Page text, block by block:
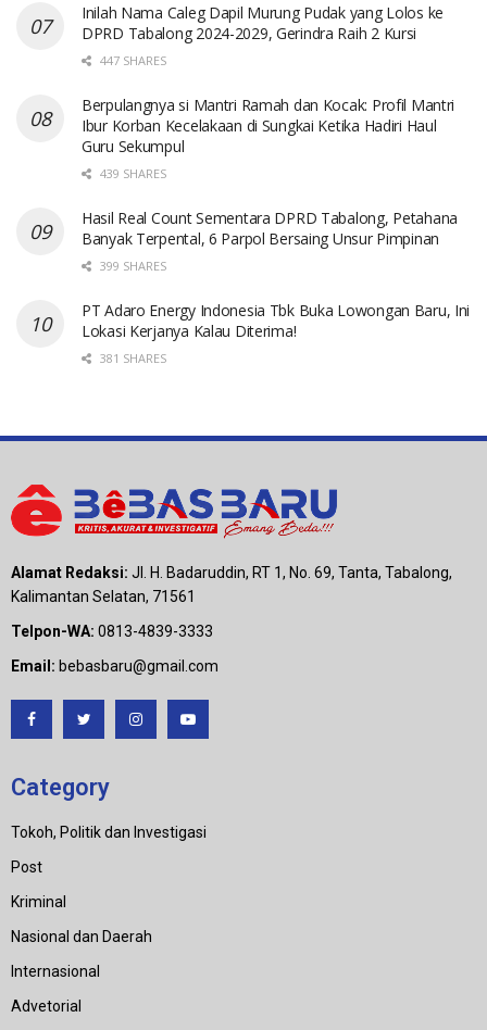
Inilah Nama Caleg Dapil Murung Pudak yang Lolos ke
DPRD Tabalong 2024-2029, Gerindra Raih 2 Kursi
447 SHARES
Berpulangnya si Mantri Ramah dan Kocak: Profil Mantri
Ibur Korban Kecelakaan di Sungkai Ketika Hadiri Haul
Guru Sekumpul
439 SHARES
Hasil Real Count Sementara DPRD Tabalong, Petahana
Banyak Terpental, 6 Parpol Bersaing Unsur Pimpinan
399 SHARES
PT Adaro Energy Indonesia Tbk Buka Lowongan Baru, Ini
Lokasi Kerjanya Kalau Diterima!
381 SHARES
Alamat Redaksi: Jl. H. Badaruddin, RT 1, No. 69, Tanta, Tabalong,
Kalimantan Selatan, 71561
Telpon-WA: 0813-4839-3333
Email: bebasbaru@gmail.com
Category
Tokoh, Politik dan Investigasi
Post
Kriminal
Nasional dan Daerah
Internasional
Advetorial